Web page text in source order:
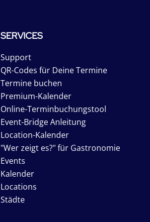
SERVICES
Support
QR-Codes für Deine Termine
Termine buchen
Premium-Kalender
Online-Terminbuchungstool
Event-Bridge Anleitung
Location-Kalender
"Wer zeigt es?" für Gastronomie
Events
Kalender
Locations
Städte